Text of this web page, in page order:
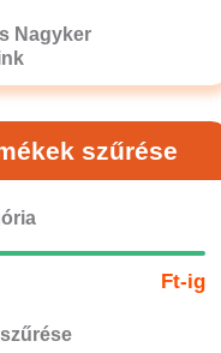
Nagyker
szűrése
Ft-ig